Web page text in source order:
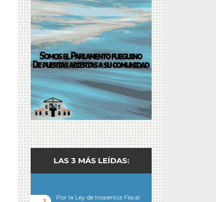
LAS 3 MÁS LEÍDAS:
Por la Ley de Inocencia Fiscal